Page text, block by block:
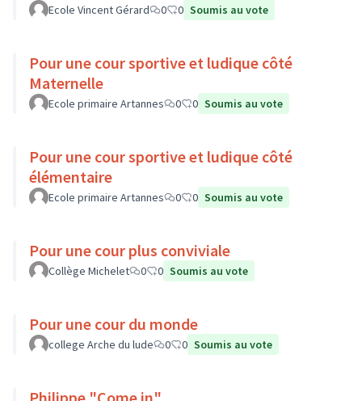
Ecole Vincent Gérard 0 0 Soumis au vote
Pour une cour sportive et ludique côté
Maternelle
Ecole primaire Artannes 0 0 Soumis au vote
Pour une cour sportive et ludique côté
élémentaire
Ecole primaire Artannes 0 0 Soumis au vote
Pour une cour plus conviviale
Collège Michelet 0 0 Soumis au vote
Pour une cour du monde
college Arche du lude 0 0 Soumis au vote